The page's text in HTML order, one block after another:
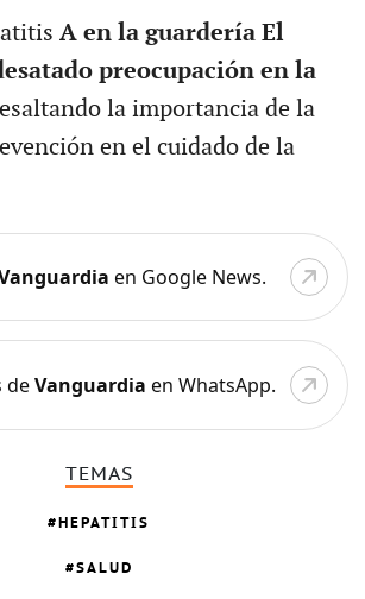
A en la guardería El
preocupación en la
la importancia de la
en el cuidado de la
en Google News.
deVanguardia en WhatsApp.
TEMAS
HEPATITIS
SALUD